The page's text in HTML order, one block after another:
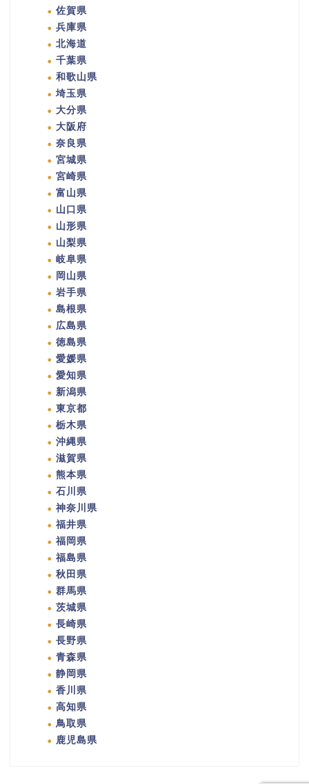
佐賀県
兵庫県
北海道
千葉県
和歌山県
埼玉県
大分県
大阪府
奈良県
宮城県
宮崎県
富山県
山口県
山形県
山梨県
岐阜県
岡山県
岩手県
島根県
広島県
徳島県
愛媛県
愛知県
新潟県
東京都
栃木県
沖縄県
滋賀県
熊本県
石川県
神奈川県
福井県
福岡県
福島県
秋田県
群馬県
茨城県
長崎県
長野県
青森県
静岡県
香川県
高知県
鳥取県
鹿児島県